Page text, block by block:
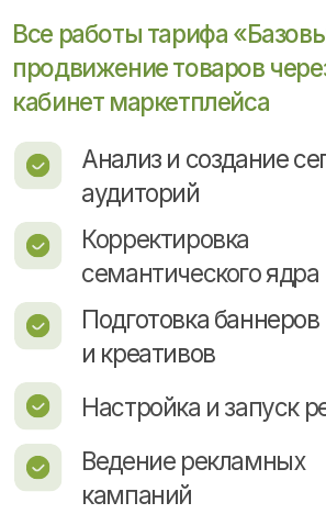
Бесплатный аудит вашего магазина
Эффективное
продвижение товаров
на маркетплейсах:
Wildberries, Ozon, Яндекс
Маркет
Мы достигаем поставленных задач
в предельно короткие сроки
и в адекватные бюджеты, за счёт
наличия высококвалифицированных
специалистов в штате.